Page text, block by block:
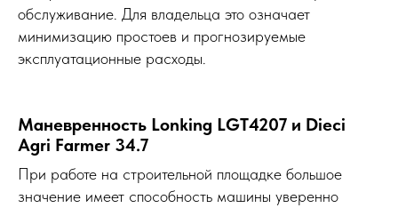
обслуживание. Для владельца это означает
минимизацию простоев и прогнозируемые
эксплуатационные расходы.
Маневренность Lonking LGT4207 и Dieci
Agri Farmer 34.7
При работе на строительной площадке большое
значение имеет способность машины уверенно